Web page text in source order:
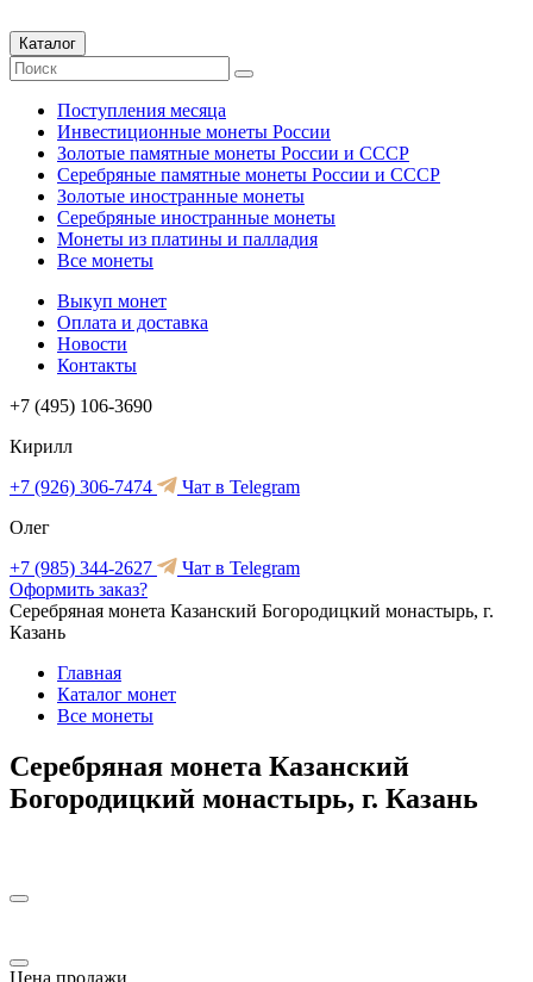
Каталог
Поступления месяца
Инвестиционные монеты России
Золотые памятные монеты России и СССР
Серебряные памятные монеты России и СССР
Золотые иностранные монеты
Серебряные иностранные монеты
Монеты из платины и палладия
Все монеты
Выкуп монет
Оплата и доставка
Новости
Контакты
+7 (495) 106-3690
Кирилл
+7 (926) 306-7474
Чат в Telegram
Олег
+7 (985) 344-2627
Чат в Telegram
Оформить заказ?
Серебряная монета Казанский Богородицкий монастырь, г.
Казань
Главная
Каталог монет
Все монеты
Серебряная монета Казанский
Богородицкий монастырь, г. Казань
Цена продажи